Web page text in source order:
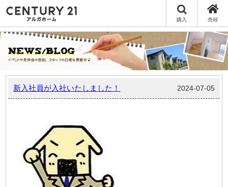
購入 売却
新入社員が入社いたしました！ 2024-07-05